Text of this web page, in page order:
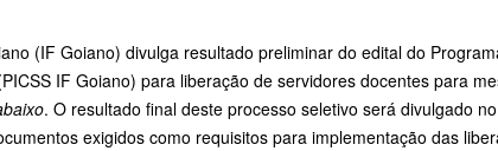
(IF Goiano) divulga resultado preliminar do edital do
IF Goiano) para liberação de servidores docentes para
. O resultado final deste processo seletivo será divulgado
exigidos como requisitos para implementação das